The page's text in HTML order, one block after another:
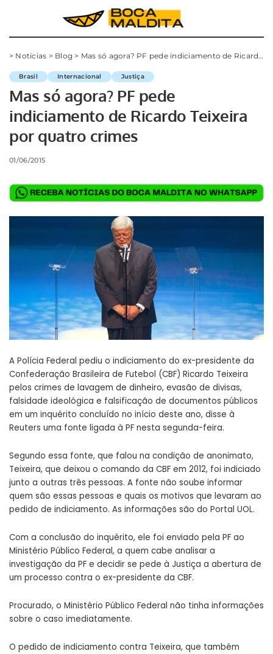
> Notícias > Blog > Mas só agora? PF pede indiciamento de Ricardo Teixeira por quatro crimes
Brasil Internacional Justiça
Mas só agora? PF pede
indiciamento de Ricardo Teixeira
por quatro crimes
01/06/2015
A Polícia Federal pediu o indiciamento do ex-presidente da
Confederação Brasileira de Futebol (CBF) Ricardo Teixeira
pelos crimes de lavagem de dinheiro, evasão de divisas,
falsidade ideológica e falsificação de documentos públicos
em um inquérito concluído no início deste ano, disse à
Reuters uma fonte ligada à PF nesta segunda-feira.
Segundo essa fonte, que falou na condição de anonimato,
Teixeira, que deixou o comando da CBF em 2012, foi indiciado
junto a outras três pessoas. A fonte não soube informar
quem são essas pessoas e quais os motivos que levaram ao
pedido de indiciamento. As informações são do Portal UOL.
Com a conclusão do inquérito, ele foi enviado pela PF ao
Ministério Público Federal, a quem cabe analisar a
investigação da PF e decidir se pede à Justiça a abertura de
um processo contra o ex-presidente da CBF.
Procurado, o Ministério Público Federal não tinha informações
sobre o caso imediatamente.
O pedido de indiciamento contra Teixeira, que também